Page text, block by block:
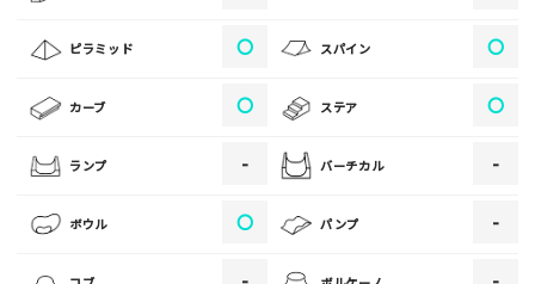
[text photo3alt placeholder "写真の解説※任意]
ご注意事項
・人物の顔が写っている場合はモザイク処理を行います。
・画像の規定サイズは横幅640px以上となります。
ピラミッド 〇 スパイン 〇
カーブ 〇 ステア 〇
ランプ - バーチカル -
ボウル 〇 パンプ -